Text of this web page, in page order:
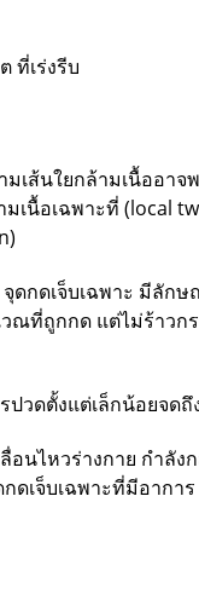
ที่เร่งรีบ
เส้นใยกล้ามเนื้ออาจ
เนื้อเฉพาะที่ (local
ดกดเจ็บเฉพาะ มีลักษ
ณที่ถูกกด แต่ไม่ร้าวก
วดตั้งแต่เล็กน้อยจดถึ
นไหวร่างกาย กำลั
ดเจ็บเฉพาะที่มีอาก